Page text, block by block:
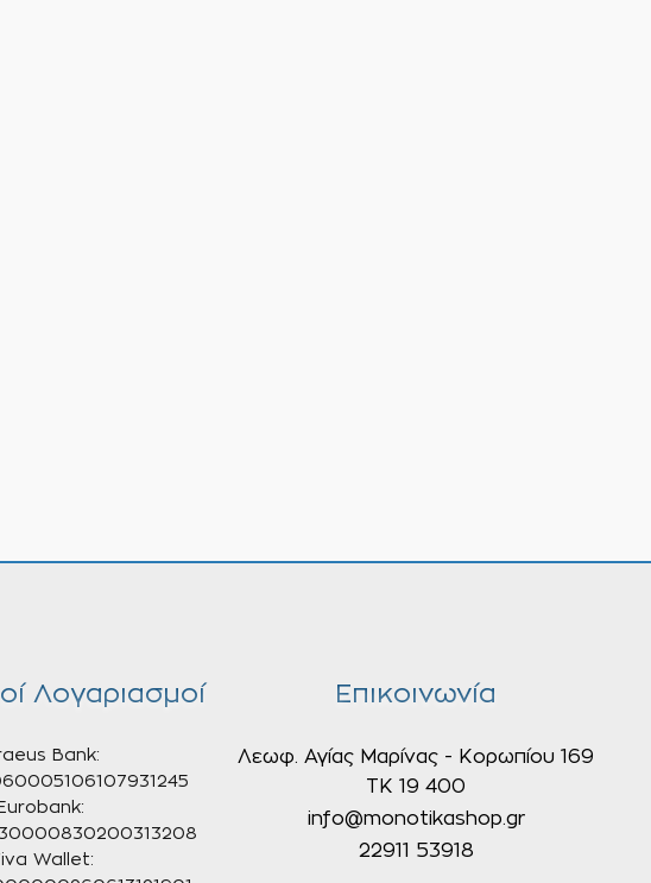
Λογαριασμοί
Bank:
Eurobank:
Wallet:
Επικοινωνία
Λεωφ. Αγίας Μαρίνας - Κορωπίου 169
ΤΚ 19 400
info@monotikashop.gr
22911 53918